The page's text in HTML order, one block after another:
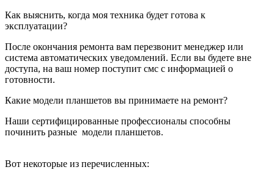
Как выяснить, когда моя техника будет готова к
эксплуатации?
После окончания ремонта вам перезвонит менеджер или
система автоматических уведомлений. Если вы будете вне
доступа, на ваш номер поступит смс с информацией о
готовности.
Какие модели планшетов вы принимаете на ремонт?
Наши сертифицированные профессионалы способны
починить разные модели планшетов.
Вот некоторые из перечисленных: